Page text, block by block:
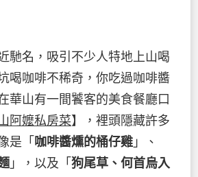
馳名，吸引不少人特地上山喝
喝咖啡不稀奇，你吃過咖啡醬
華山有一間饕客的美食餐廳口
阿嬤私房菜】，裡頭隱藏許多
是「 咖啡醬燻的桶仔雞 」、
」，以及「 狗尾草、何首烏入